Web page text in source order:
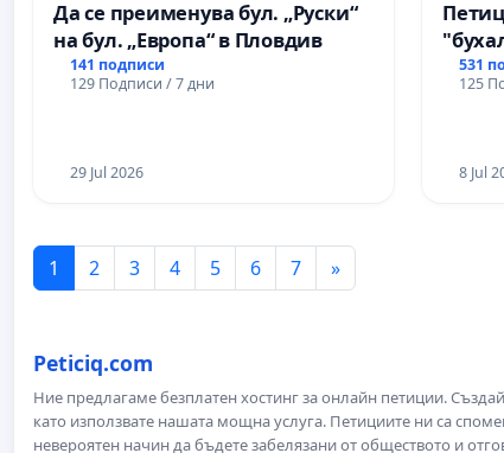
Да се преименува бул. „Руски“
на бул. „Европа“ в Пловдив
141 подписи
129 Подписи / 7 дни
29 Jul 2026
531
125
8 Jul
1 2 3 4 5 6 7 »
Peticiq.com
Ние предлагаме безплатен хостинг за онлайн петиции.
като използвате нашата мощна услуга. Петициите ни са
невероятен начин да бъдете забелязани от обществото и